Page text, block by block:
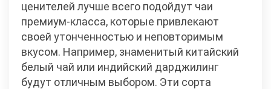
ценителей лучше всего подойдут чаи
премиум-класса, которые привлекают
своей утонченностью и неповторимым
вкусом. Например, знаменитый китайский
белый чай или индийский дарджилинг
будут отличным выбором. Эти сорта